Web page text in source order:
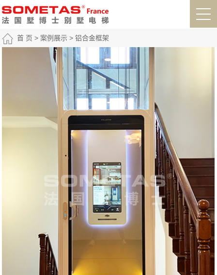
首 页 >案例展示 >铝合金框架